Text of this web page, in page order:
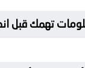
تهمك قبل